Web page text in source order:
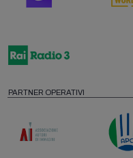
PARTNER OPERATIVI